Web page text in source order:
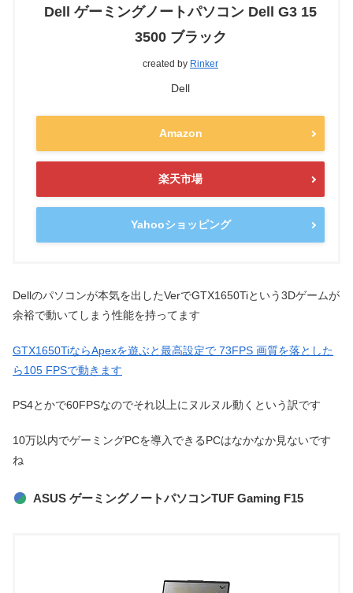
Dell ゲーミングノートパソコン Dell G3 15
3500 ブラック
created by Rinker
Dell
Amazon
楽天市場
Yahooショッピング
Dellのパソコンが本気を出したVerでGTX1650Tiという3Dゲームが
余裕で動いてしまう性能を持ってます
GTX1650TiならApexを遊ぶと最高設定で 73FPS 画質を落とした
ら105 FPSで動きます
PS4とかで60FPSなのでそれ以上にヌルヌル動くという訳です
10万以内でゲーミングPCを導入できるPCはなかなか見ないです
ね
ASUS ゲーミングノートパソコンTUF Gaming F15